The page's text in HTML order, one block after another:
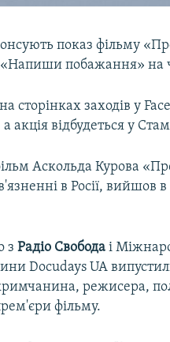
показ фільму
«Напиши побажання» на
сторінках заходів у
акція відбудеться у
Аскольда Курова
в Росії, вийшов
зРадiо Свобода і
Docudays UA
режисера,
фільму.